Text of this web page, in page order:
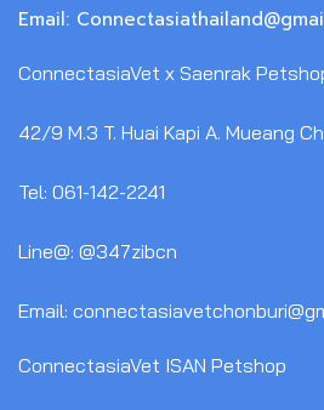
Email:
ConnectasiaVet x Saenrak
42/9 M.3 T. Huai Kapi A. Mueang
Tel: 061-142-2241
Line@: @347zibcn
Email:
ConnectasiaVet ISAN Petshop